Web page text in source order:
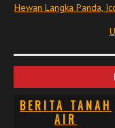
Hewan Langka Panda,
BERITA TANAH
AIR